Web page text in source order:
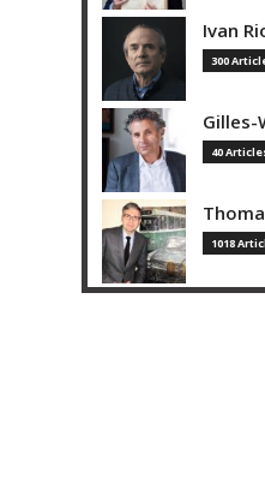
Ivan
300
Gilles-
40
1018